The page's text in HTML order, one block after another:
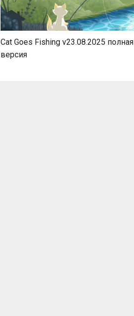
Cat Goes Fishing v23.08.2025 полная
версия